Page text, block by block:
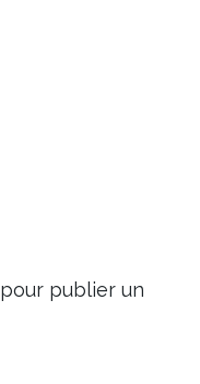
pour publier un